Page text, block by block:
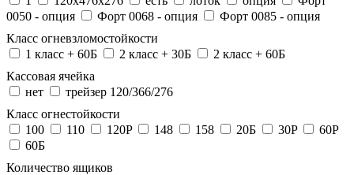
0050 - опция
Форт 0068 - опция
Форт 0085 - опция
Класс огневзломостойкости
1 класс + 60Б
2 класс + 30Б
2 класс + 60Б
Кассовая ячейка
нет
трейзер 120/366/276
Класс огнестойкости
100
110 120P 148 158 20Б 30P
60P
60Б
Количество ящиков